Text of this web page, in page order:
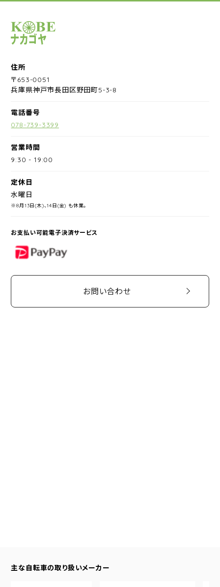
サイクルショップナカゴヤ
住所
〒653-0051
兵庫県神戸市長田区野田町5-3-8
電話番号
078-739-3399
営業時間
9:30 -19:00
定休日
水曜日
※8月13日(木)、14日(金) も休業。
お支払い可能電子決済サービス
PayPay
お問い合わせ
主な自転車の取り扱いメーカー